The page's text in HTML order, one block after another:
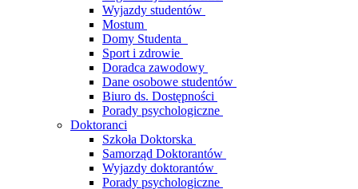
Wyjazdy studentów
Mostum
Domy Studenta
Sport i zdrowie
Doradca zawodowy
Dane osobowe studentów
Biuro ds. Dostępności
Porady psychologiczne
Doktoranci
Szkoła Doktorska
Samorząd Doktorantów
Wyjazdy doktorantów
Porady psychologiczne